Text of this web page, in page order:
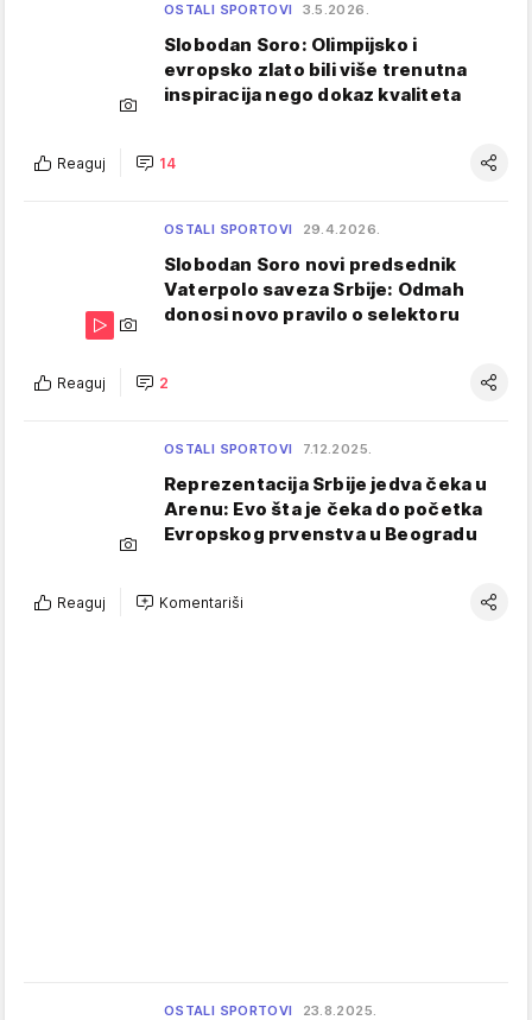
OSTALI SPORTOVI 3.5.2026.
Slobodan Soro: Olimpijsko i
evropsko zlato bili više trenutna
inspiracija nego dokaz kvaliteta
Reaguj 14
OSTALI SPORTOVI 29.4.2026.
Slobodan Soro novi predsednik
Vaterpolo saveza Srbije: Odmah
donosi novo pravilo o selektoru
Reaguj 2
OSTALI SPORTOVI 7.12.2025.
Reprezentacija Srbije jedva čeka u
Arenu: Evo šta je čeka do početka
Evropskog prvenstva u Beogradu
Reaguj Komentariši
OSTALI SPORTOVI 23.8.2025.